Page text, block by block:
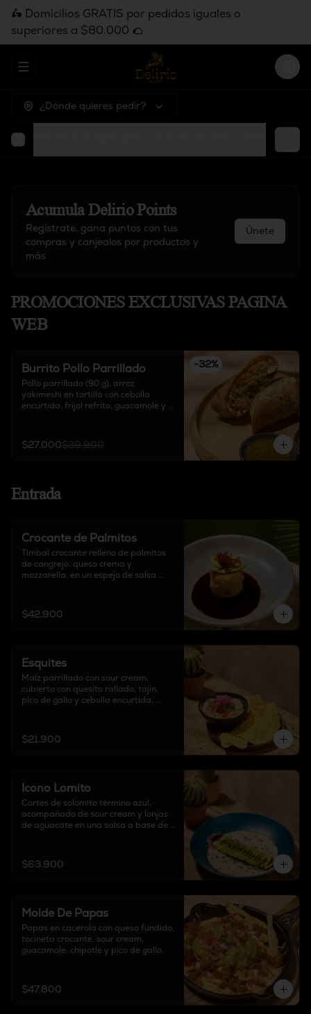
🛵 Domicilios GRATIS por pedidos iguales o
superiores a $80.000 🌮
Abrir menu de navegación
¿Dónde quieres pedir?
AcumulaDelirio Points
Regístrate, gana puntos con tus
compras y canjealos por productos y
más
Únete
PROMOCIONES EXCLUSIVAS PAGINA
WEB
-32%
Burrito Pollo Parrillado
Pollo parrillado (90 g), arroz
yakimeshi en tortilla con cebolla
encurtida, frijol refrito, guacamole y
tomate verde.
$27.000$39.900
Entrada
Crocante de Palmitos
Timbal crocante relleno de palmitos
de cangrejo, queso crema y
mozzarella, en un espejo de salsa
$42.900
Esquites
Maíz parrillado con sour cream,
cubierto con quesito rallado, tajín,
pico de gallo y cebolla encurtida,
$21.900
Icono Lomito
Cortes de solomito término azul,
acompañado de sour cream y lonjas
de aguacate en una salsa a base de
$63.900
Molde De Papas
Papas en cacerola con queso fundido,
tocineta crocante, sour cream,
guacamole, chipotle y pico de gallo.
$47.800